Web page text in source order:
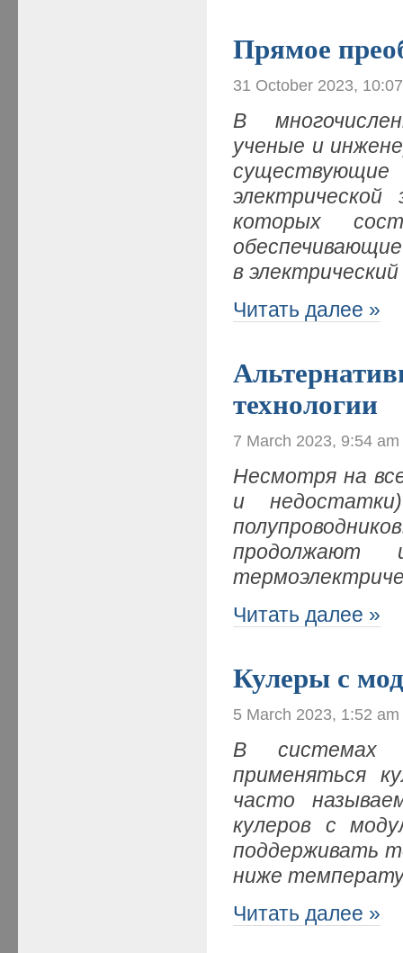
Прямое
31 October 2023,
В
ученые и
которых
в
Читать далее »
технологии
7 March 2023, 9:54 am
Несмотря на
и
продолжают
Читать далее »
Кулеры с
5 March 2023, 1:52 am
В системах
применяться
часто
кулеров с
поддерживать
ниже
Читать далее »